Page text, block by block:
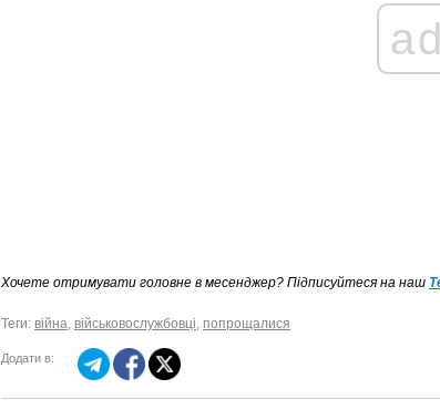
ad
Хочете отримувати головне в месенджер? Підписуйтеся на наш
Теги: війна, військовослужбовці, попрощалися
Додати в: